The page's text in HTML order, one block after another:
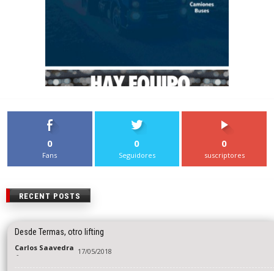
0
Fans
0
Seguidores
0
suscriptores
RECENT POSTS
Desde Termas, otro lifting
Carlos Saavedra
- 17/05/2018